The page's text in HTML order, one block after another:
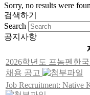
Sorry, no results were
검색하기
Search
공지사항
2026학년도 프놈펜한
채용 공고
Job Recruitment: Native